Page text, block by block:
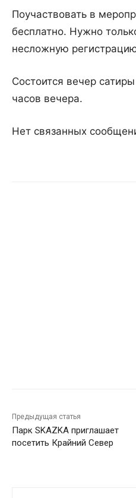
Поучаствовать в
бесплатно. Нужно
несложную
Состоится вечер
часов вечера.
Нет связанных
Предыдущая статья
Парк SKAZKA приглашает
посетить Крайний Север